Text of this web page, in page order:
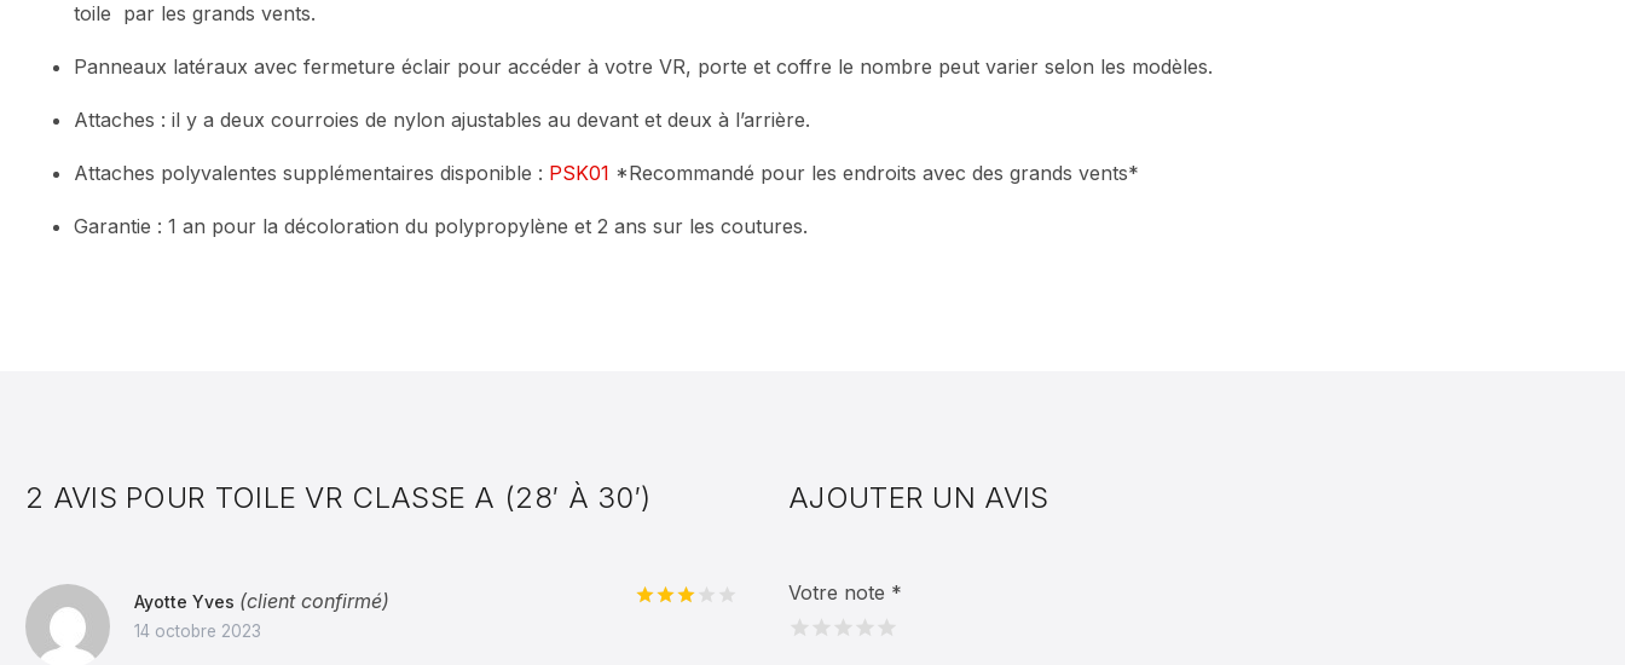
toile par les grands vents.
Panneaux latéraux avec fermeture éclair pour accéder à votre VR, porte et coffre le nombre peut varier selon les modèles.
Attaches : il y a deux courroies de nylon ajustables au devant et deux à l’arrière.
Attaches polyvalentes supplémentaires disponible : PSK01 *Recommandé pour les endroits avec des grands vents*
Garantie : 1 an pour la décoloration du polypropylène et 2 ans sur les coutures.
2 AVIS POUR TOILE VR CLASSE A (28′ À 30′)
Ayotte Yves (client confirmé)
14 octobre 2023
AJOUTER UN AVIS
Votre note *